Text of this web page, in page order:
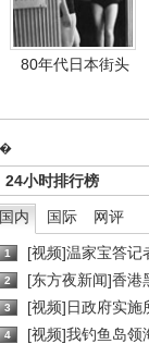
80年代日本街头
�
24小时排行榜
国内 国际 网评
1 [视频]温家宝答记
2 [东方夜新闻]香港
3 [视频]日政府实施
4 [视频]我钓鱼岛领